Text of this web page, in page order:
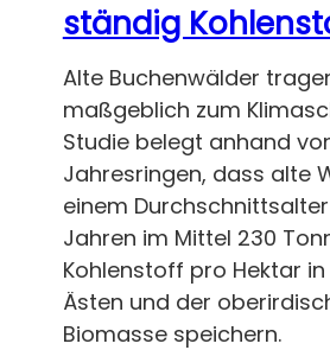
ständig
Alte Buchenwälder
maßgeblich zum
Studie belegt anhand
Jahresringen, dass alte
einem
Jahren im Mittel 230
Kohlenstoff pro Hektar
Ästen und der
Biomasse speichern.